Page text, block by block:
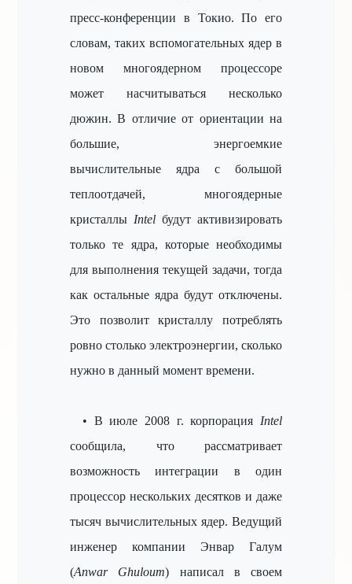
пресс-конференции в Токио. По его
словам, таких вспомогательных ядер в
новом многоядерном процессоре
может насчитываться несколько
дюжин. В отличие от ориентации на
большие, энергоемкие
вычислительные ядра с большой
теплоотдачей, многоядерные
кристаллы Intel будут активизировать
только те ядра, которые необходимы
для выполнения текущей задачи, тогда
как остальные ядра будут отключены.
Это позволит кристаллу потреблять
ровно столько электроэнергии, сколько
нужно в данный момент времени.
• В июле 2008 г. корпорация Intel
сообщила, что рассматривает
возможность интеграции в один
процессор нескольких десятков и даже
тысяч вычислительных ядер. Ведущий
инженер компании Энвар Галум
(Anwar Ghuloum) написал в своем